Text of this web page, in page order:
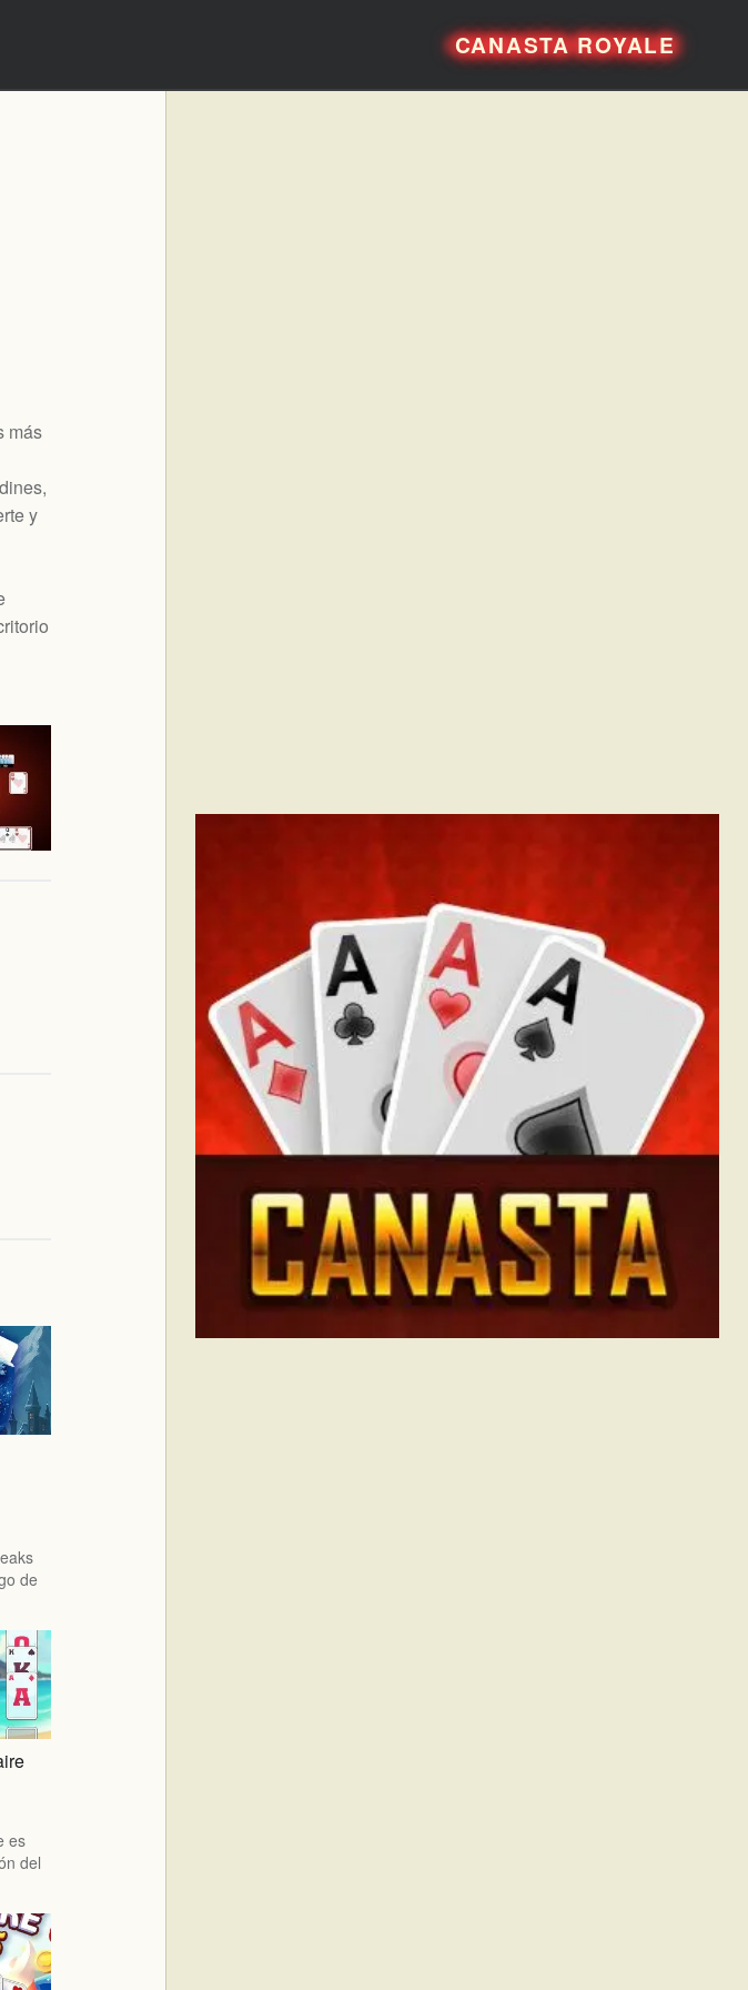
CANASTA ROYALE
más
y
de
es
del